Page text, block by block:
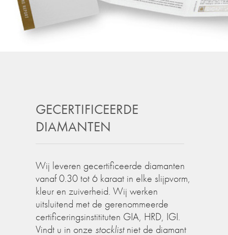
GECERTIFICEERDE
DIAMANTEN
Wij leveren gecertificeerde diamanten
vanaf 0.30 tot 6 karaat in elke slijpvorm,
kleur en zuiverheid. Wij werken
uitsluitend met de gerenommeerde
certificeringsinstitituten GIA, HRD, IGI.
Vindt u in onze stocklistniet de diamant